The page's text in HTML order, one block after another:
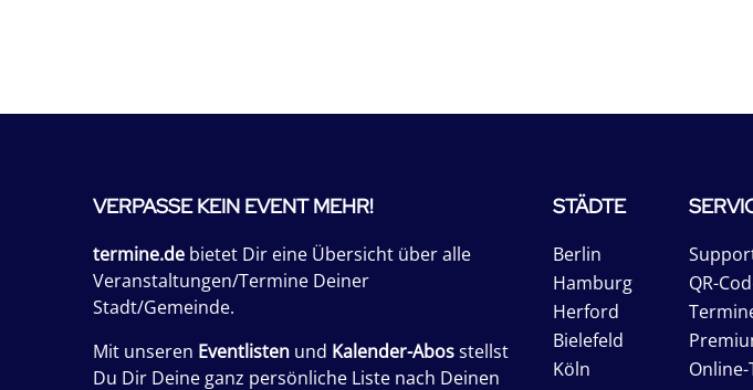
VERPASSE KEIN EVENT MEHR!
termine.de bietet Dir eine Übersicht über alle
Veranstaltungen/Termine Deiner
Stadt/Gemeinde.
Mit unseren Eventlisten und Kalender-Abosstellst
Du Dir Deine ganz persönliche Liste nach Deinen
STÄDTE
Berlin
Hamburg
Herford
Bielefeld
Köln
QR-